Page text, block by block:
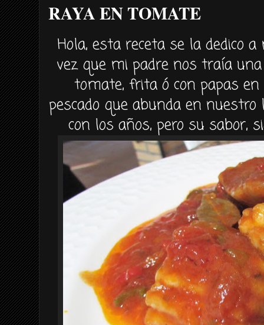
RAYA EN TOMATE
Hola, esta receta se la dedico
vez que mi padre nos traía
tomate, frita ó con papas
pescado que abunda en
con los años, pero su sabor,